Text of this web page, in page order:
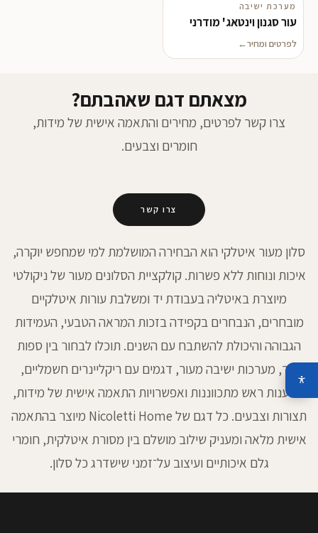
מערכת ישיבה
עור סגנון וינטאג' מודרני
לפרטים ומחיר
מצאתם דגם שאהבתם?
צרו קשר לפרטים, מחירים והתאמה אישית של מידות,
חומרים וצבעים.
צרו קשר
סלון מעור איטלקי הוא הבחירה המושלמת למי שמחפש יוקרה,
איכות ונוחות ללא פשרות. קולקציית הסלונים מעור של ניקולטי
מיוצרת באיטליה בעבודת יד ומשלבת עורות איטלקיים
מובחרים, הנבחרים בקפידה בזכות המראה הטבעי, העמידות
הגבוהה והיכולת להשתבח עם השנים. תוכלו לבחור בין ספות
עור, מערכות ישיבה מעור, דגמים עם ריקליינרים חשמליים,
משענות ראש מתכווננות ואפשרויות התאמה אישית של מידות,
תצורות וצבעים. כל דגם של Nicoletti Home מיוצר בהתאמה
אישית מלאה ומעניק שילוב מושלם בין מסורת איטלקית, חומרי
גלם איכותיים ועיצוב על־זמני שישדרג כל סלון.